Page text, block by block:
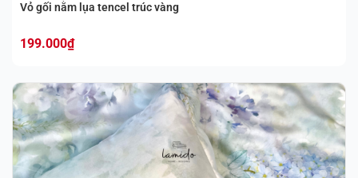
Vỏ gối nằm lụa tencel trúc vàng
199.000₫